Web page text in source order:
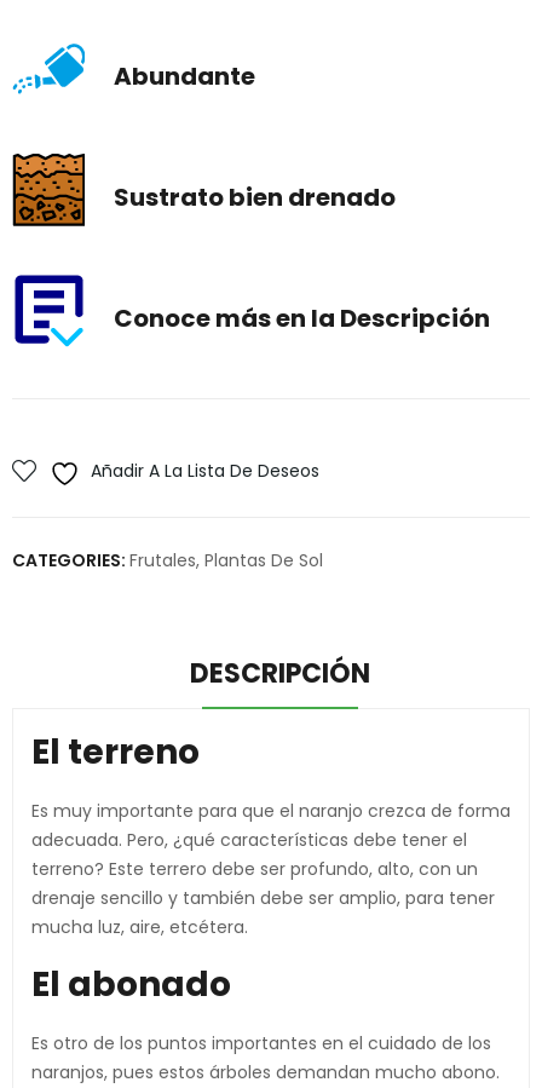
Abundante
Sustrato bien drenado
Conoce más en la Descripción
Añadir A La Lista De Deseos
CATEGORIES: Frutales, Plantas De Sol
DESCRIPCIÓN
El terreno
Es muy importante para que el naranjo crezca de forma
adecuada. Pero, ¿qué características debe tener el
terreno? Este terrero debe ser profundo, alto, con un
drenaje sencillo y también debe ser amplio, para tener
mucha luz, aire, etcétera.
El abonado
Es otro de los puntos importantes en el cuidado de los
naranjos, pues estos árboles demandan mucho abono.